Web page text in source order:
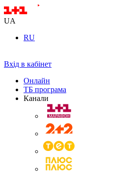
UA
RU
Вхід в кабінет
Онлайн
ТБ програма
Канали